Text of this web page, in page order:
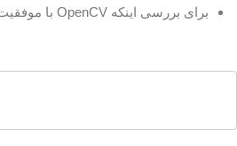
برای بررسی اینکه OpenCV با موفقیت نصب شده است ، دستور زیر را وارد کنید و باید نسخه OpenCV را مشاهده کنید: